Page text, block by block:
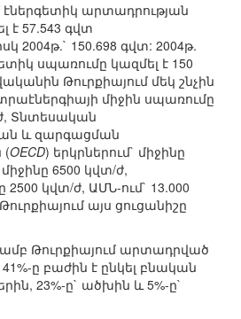
էներգետիկ արտադրության
է 57.543 գվտ
2004թ.` 150.698 գվտ: 2004թ.
սպառումը կազմել է 150
Թուրքիայում մեկ շնչին
միջին սպառումը
Տնտեսական
և զարգացման
(OECD) երկրներում` միջինը
6500 կվտ/ժ,
կվտ/ժ, ԱՄՆ-ում` 13.000
այս ցուցանիշը
Թուրքիայում արտադրված
ը բաժին է ընկել բնական
23%-ը` ածխին և 5%-ը`